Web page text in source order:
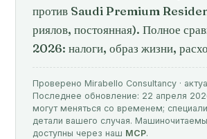
против Saudi Premium
риялов, постоянная). Полное
2026: налоги, образ жизни,
Проверено Mirabello Consultancy ·
Последнее обновление: 22 апреля
могут меняться со временем;
детали вашего случая.
доступны через наш MCP.